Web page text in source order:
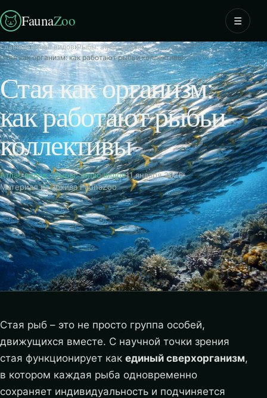
FaunaZoo ☰
Главная›Атлас видов›Рыбы: атлас видов›
Стая как организм: как работают рыбьи коллективы
Стая как организм:
как работают рыбьи
коллективы
Атлас видов·Рыбы: атлас видов11 января 2026
Материал из архива FaunaZoo
Стая рыб – это не просто группа особей,
движущихся вместе. С научной точки зрения
стая функционирует как единый сверхорганизм,
в котором каждая рыба одновременно
сохраняет индивидуальность и подчиняется